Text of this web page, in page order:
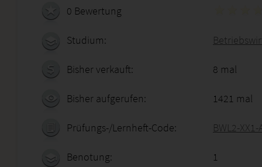
0 Bewertung
Studium:
Bisher verkauft: 8 mal
Bisher aufgerufen: 1421 mal
Prüfungs-/Lernheft-Code: BWL2-XX1-
Benotung: 1